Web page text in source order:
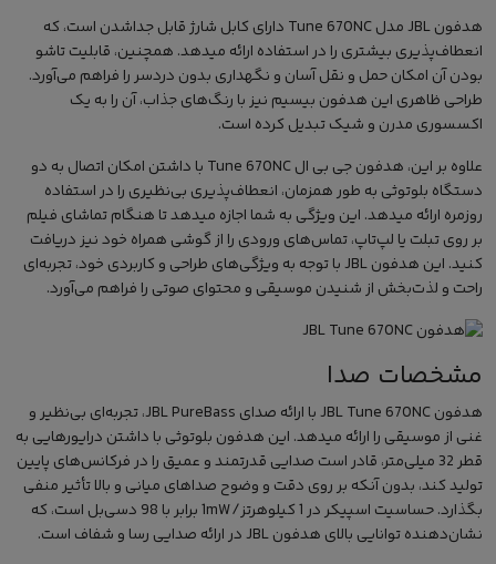
هدفون JBL مدل Tune 670NC دارای کابل شارژ قابل جداشدن است، که
انعطاف‌پذیری بیشتری را در استفاده ارائه میدهد. همچنین، قابلیت تاشو
بودن آن امکان حمل و نقل آسان و نگهداری بدون دردسر را فراهم می‌آورد.
طراحی ظاهری این هدفون بیسیم نیز با رنگ‌های جذاب، آن را به یک
اکسسوری مدرن و شیک تبدیل کرده است.
علاوه بر این، هدفون جی بی ال Tune 670NC با داشتن امکان اتصال به دو
دستگاه بلوتوثی به طور همزمان، انعطاف‌پذیری بی‌نظیری را در استفاده
روزمره ارائه میدهد. این ویژگی به شما اجازه میدهد تا هنگام تماشای فیلم
بر روی تبلت یا لپ‌تاپ، تماس‌های ورودی را از گوشی همراه خود نیز دریافت
کنید. این هدفون JBL
با توجه به ویژگی‌های طراحی و کاربردی خود، تجربه‌ای
راحت و لذت‌بخش از شنیدن موسیقی و محتوای صوتی را فراهم می‌آورد.
مشخصات صدا
هدفون JBL Tune 670NC با ارائه صدای JBL PureBass، تجربه‌ای بی‌نظیر و
غنی از موسیقی را ارائه میدهد. این هدفون بلوتوثی با داشتن درایورهایی به
قطر 32 میلی‌متر، قادر است صدایی قدرتمند و عمیق را در فرکانس‌های پایین
تولید کند، بدون آنکه بر روی دقت و وضوح صداهای میانی و بالا تأثیر منفی
بگذارد. حساسیت اسپیکر در 1 کیلوهرتز/1mW برابر با 98 دسی‌بل است، که
نشان‌دهنده توانایی بالای هدفون JBL در ارائه صدایی رسا و شفاف است.